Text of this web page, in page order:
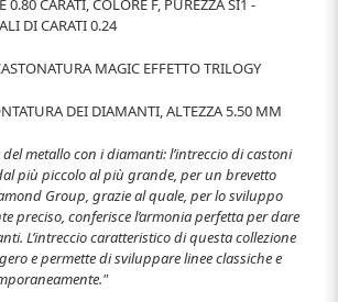
0.80 CARATI, COLORE F, PUREZZA SI1 -
DI CARATI 0.24
MAGIC EFFETTO TRILOGY
DEI DIAMANTI, ALTEZZA 5.50 MM
metallo con i diamanti: l’intreccio di castoni
più piccolo al più grande, per un brevetto
Group, grazie al quale, per lo sviluppo
preciso, conferisce l’armonia perfetta per dare
L’intreccio caratteristico di questa collezione
e permette di sviluppare linee classiche e